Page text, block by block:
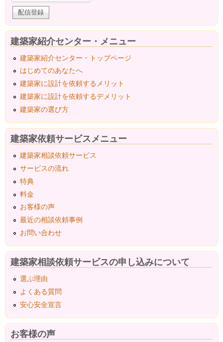
建築家紹介センター・メニュー
建築家紹介センター・トップページ
はじめてのあなたへ
建築家に設計を依頼するメリット
建築家に設計を依頼するデメリット
建築家の選び方
建築家依頼サービスメニュー
建築家相談依頼サービス
サービスの流れ
特典
料金
お客様の声
最近の相談依頼事例
お問い合わせ
建築家相談依頼サービスの申し込みについて
選ぶ理由
よくある質問
安心安全宣言
お客様の声